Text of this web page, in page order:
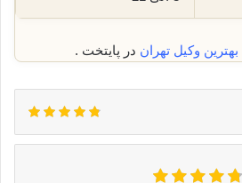
بهترین وکیل تهران در پایتخت .